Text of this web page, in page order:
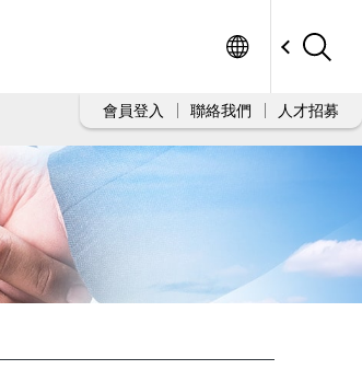
會員登入 聯絡我們 人才招募